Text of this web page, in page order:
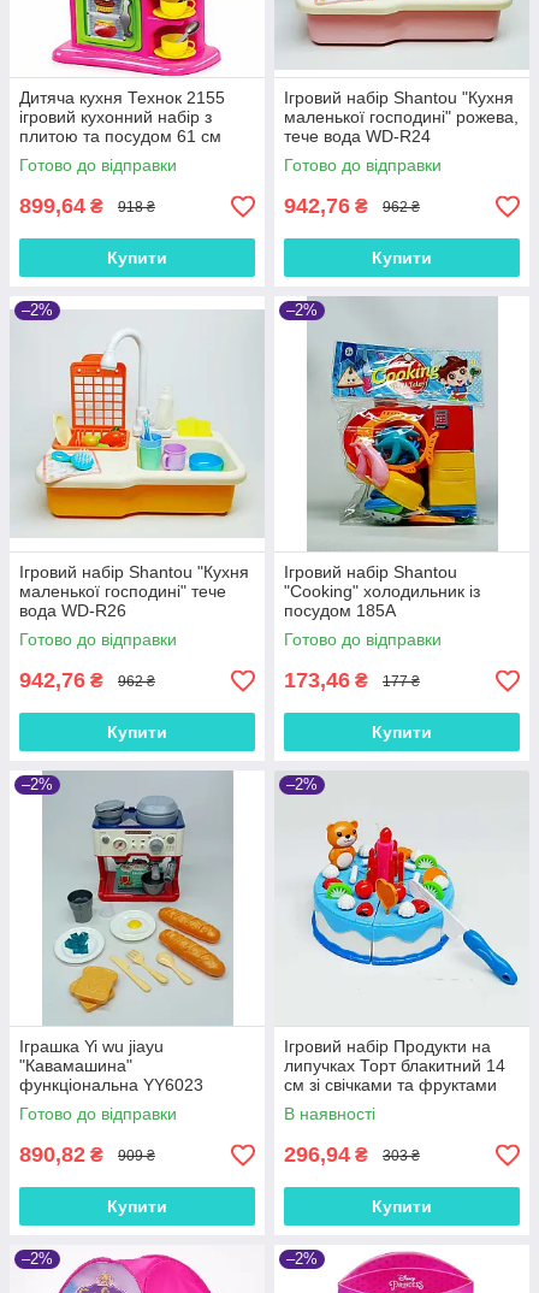
Дитяча кухня Технок 2155
ігровий кухонний набір з
плитою та посудом 61 см
пластик рожева для дітей 3+
Готово до відправки
899,64 ₴ 918 ₴
Купити
Ігровий набір Shantou "Кухня
маленької господині" рожева,
тече вода WD-R24
Готово до відправки
942,76 ₴ 962 ₴
Купити
–2%
Ігровий набір Shantou "Кухня
маленької господині" тече
вода WD-R26
Готово до відправки
942,76 ₴ 962 ₴
Купити
–2%
Ігровий набір Shantou
"Cooking" холодильник із
посудом 185A
Готово до відправки
173,46 ₴ 177 ₴
Купити
–2%
Іграшка Yi wu jiayu
"Кавамашина"
функціональна YY6023
Готово до відправки
890,82 ₴ 909 ₴
Купити
–2%
Ігровий набір Продукти на
липучках Торт блакитний 14
см зі свічками та фруктами
для дітей — розрізний торт,
арт. WD-t56-Y56-2
В наявності
296,94 ₴ 303 ₴
Купити
–2% –2%